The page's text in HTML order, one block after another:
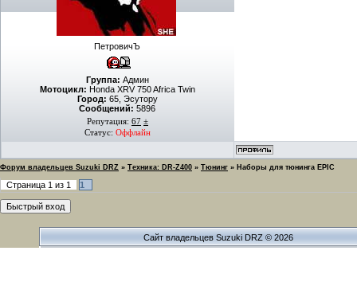
ПетровичЪ
Группа: Админ
Мотоцикл: Honda XRV 750 Africa Twin
Город: 65, Эсутору
Сообщений: 5896
Репутация: 67 ±
Статус: Оффлайн
Форум владельцев Suzuki DRZ » Техника: DR-Z400 » Тюнинг » Наборы для тюнинга EPIC
Страница 1 из 1 1
Сайт владельцев Suzuki DRZ © 2026